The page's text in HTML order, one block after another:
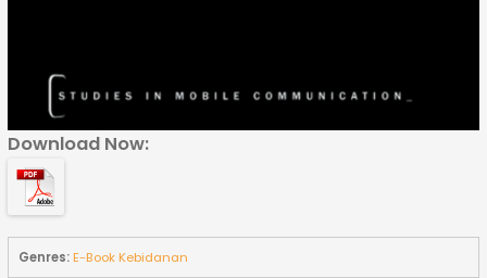
Download Now:
Genres:E-Book Kebidanan